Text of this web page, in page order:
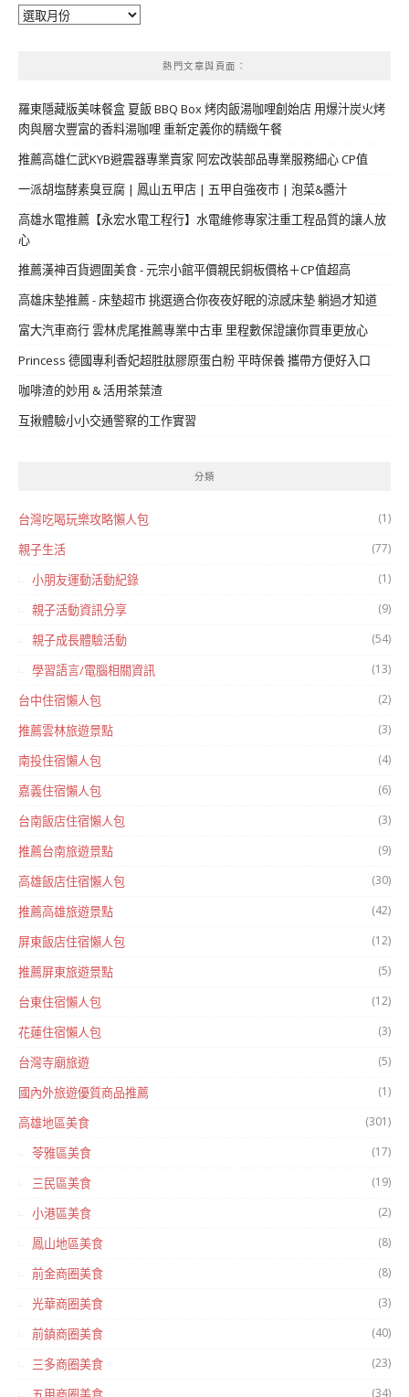
彙
熱門文章與頁面︰
羅東隱藏版美味餐盒 夏飯 BBQ Box 烤肉飯湯咖哩創始店 用爆汁炭火烤
肉與層次豐富的香料湯咖哩 重新定義你的精緻午餐
推薦高雄仁武KYB避震器專業賣家 阿宏改裝部品專業服務細心 CP值
一派胡塩酵素臭豆腐 | 鳳山五甲店 | 五甲自強夜市 | 泡菜&醬汁
高雄水電推薦【永宏水電工程行】水電維修專家注重工程品質的讓人放
心
推薦漢神百貨週圍美食 - 元宗小館平價親民銅板價格＋CP值超高
高雄床墊推薦 - 床墊超市 挑選適合你夜夜好眠的涼感床墊 躺過才知道
富大汽車商行 雲林虎尾推薦專業中古車 里程數保證讓你買車更放心
Princess 德國專利香妃超胜肽膠原蛋白粉 平時保養 攜帶方便好入口
咖啡渣的妙用 & 活用茶葉渣
互揪體驗小小交通警察的工作實習
分類
台灣吃喝玩樂攻略懶人包 (1)
親子生活 (77)
小朋友運動活動紀錄 (1)
親子活動資訊分享 (9)
親子成長體驗活動 (54)
學習語言/電腦相關資訊 (13)
台中住宿懶人包 (2)
推薦雲林旅遊景點 (3)
南投住宿懶人包 (4)
嘉義住宿懶人包 (6)
台南飯店住宿懶人包 (3)
推薦台南旅遊景點 (9)
高雄飯店住宿懶人包 (30)
推薦高雄旅遊景點 (42)
屏東飯店住宿懶人包 (12)
推薦屏東旅遊景點 (5)
台東住宿懶人包 (12)
花蓮住宿懶人包 (3)
台灣寺廟旅遊 (5)
國內外旅遊優質商品推薦 (1)
高雄地區美食 (301)
苓雅區美食 (17)
三民區美食 (19)
小港區美食 (2)
鳳山地區美食 (8)
前金商圈美食 (8)
光華商圈美食 (3)
前鎮商圈美食 (40)
三多商圈美食 (23)
(34)